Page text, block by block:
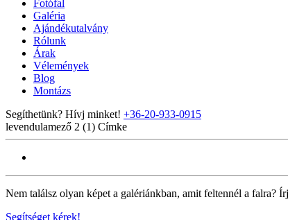
Fotófal
Galéria
Ajándékutalvány
Rólunk
Árak
Vélemények
Blog
Montázs
Segíthetünk? Hívj minket! +36-20-933-0915
levendulamező 2 (1) Címke
Nem találsz olyan képet a galériánkban, amit feltennél a falra?
Segítséget kérek!